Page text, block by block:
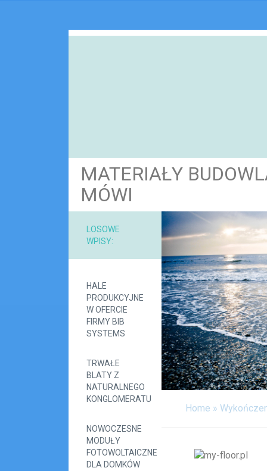
MATERIAŁY
MÓWI
LOSOWE
WPISY:
HALE
PRODUKCYJNE
W OFERCIE
FIRMY BIB
SYSTEMS
TRWAŁE
BLATY Z
NATURALNEGO
KONGLOMERATU
NOWOCZESNE
MODUŁY
FOTOWOLTAICZNE
DLA DOMKÓW
Home »